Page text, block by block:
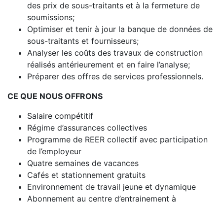
des prix de sous-traitants et à la fermeture de
soumissions;
Optimiser et tenir à jour la banque de données de
sous-traitants et fournisseurs;
Analyser les coûts des travaux de construction
réalisés antérieurement et en faire l’analyse;
Préparer des offres de services professionnels.
CE QUE NOUS OFFRONS
Salaire compétitif
Régime d’assurances collectives
Programme de REER collectif avec participation
de l’employeur
Quatre semaines de vacances
Cafés et stationnement gratuits
Environnement de travail jeune et dynamique
Abonnement au centre d’entrainement à